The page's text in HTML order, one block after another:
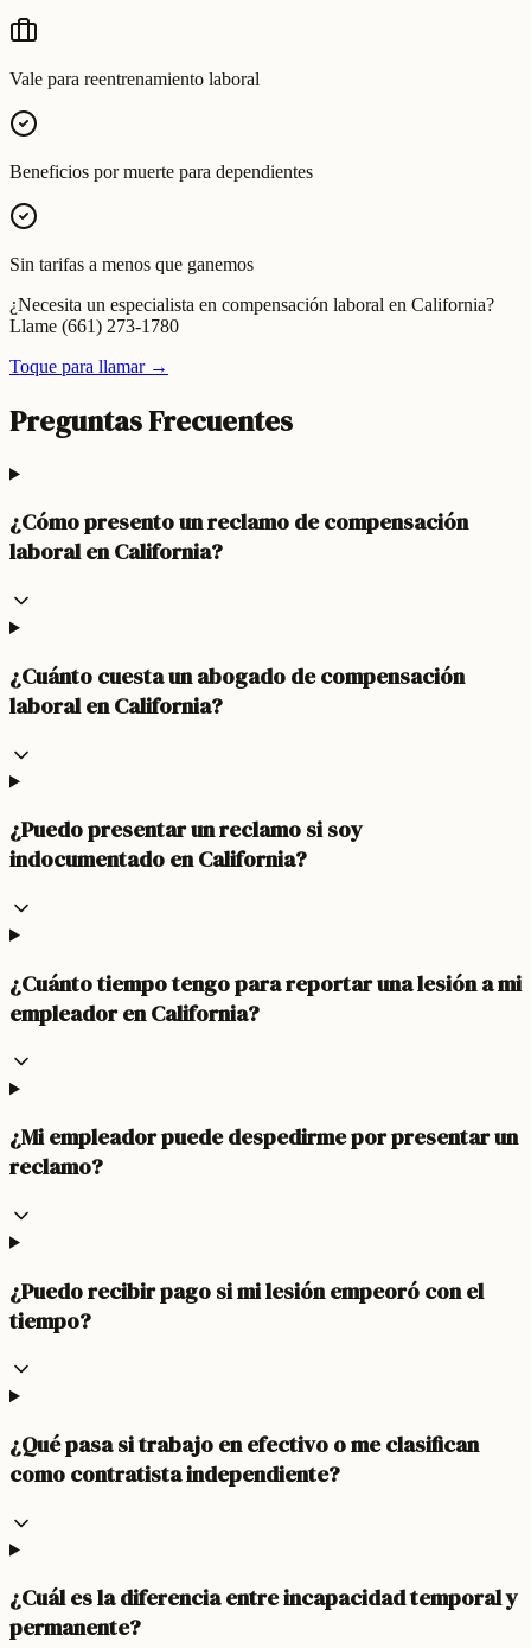
Vale para reentrenamiento laboral
Beneficios por muerte para dependientes
Sin tarifas a menos que ganemos
¿Necesita un especialista en compensación laboral en California?
Llame (661) 273-1780
Toque para llamar →
Preguntas Frecuentes
¿Cómo presento un reclamo de compensación
laboral en California?
¿Cuánto cuesta un abogado de compensación
laboral en California?
¿Puedo presentar un reclamo si soy
indocumentado en California?
¿Cuánto tiempo tengo para reportar una lesión a mi
empleador en California?
¿Mi empleador puede despedirme por presentar un
reclamo?
¿Puedo recibir pago si mi lesión empeoró con el
tiempo?
¿Qué pasa si trabajo en efectivo o me clasifican
como contratista independiente?
¿Cuál es la diferencia entre incapacidad temporal y
permanente?